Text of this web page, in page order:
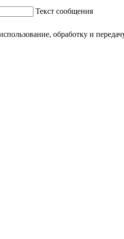
Текст сообщения
обработку и